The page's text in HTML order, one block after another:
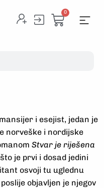
0
i esejist, jedan je
norveške i nordijske
Stvar je riješena
je prvi i dosad jedini
osvoji tu uglednu
objavljen je njegov